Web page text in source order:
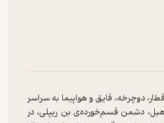
دوچرخه، قایق و هواپیما به سراسر
دشمن قسم‌خورده‌ی بن ریپلی، در